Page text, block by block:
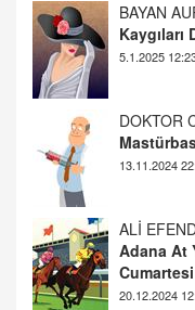
DOKTOR
13.11.2024
ALİ
Adana At
Cumartesi
Sağlıklı
Gerekenler
08.11.2024